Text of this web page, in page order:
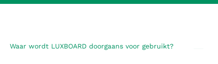
Waar wordt LUXBOARD doorgaans voor gebruikt?